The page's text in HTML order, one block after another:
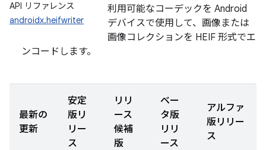
API リファレンス
androidx.heifwriter
利用可能なコーデックを Android
デバイスで使用して、画像または
画像コレクションを HEIF 形式でエ
ンコードします。
最新の
更新
安定
版リ
リー
ス
リリ
ース
候補
版
ベー
タ版
リリ
ース
アルファ
版リリー
ス